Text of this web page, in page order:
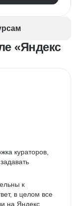
«Яндекс
кураторов,
к
в целом все
на Яндекс